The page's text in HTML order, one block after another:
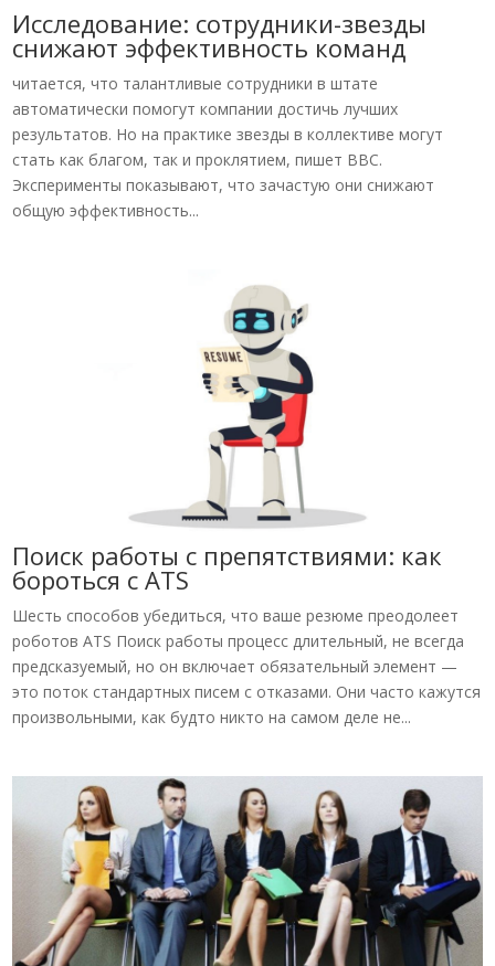
Исследование: сотрудники-звезды
снижают эффективность команд
читается, что талантливые сотрудники в штате
автоматически помогут компании достичь лучших
результатов. Но на практике звезды в коллективе могут
стать как благом, так и проклятием, пишет BBC.
Эксперименты показывают, что зачастую они снижают
общую эффективность...
Поиск работы с препятствиями: как
бороться с ATS
Шесть способов убедиться, что ваше резюме преодолеет
роботов ATS Поиск работы процесс длительный, не всегда
предсказуемый, но он включает обязательный элемент —
это поток стандартных писем с отказами. Они часто кажутся
произвольными, как будто никто на самом деле не...